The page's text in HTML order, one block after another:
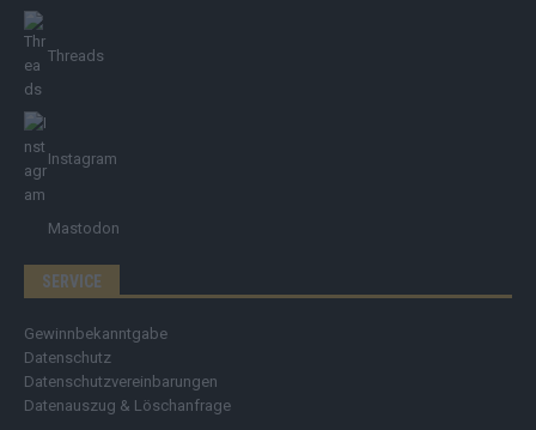
Threads
Instagram
Mastodon
SERVICE
Gewinnbekanntgabe
Datenschutz
Datenschutzvereinbarungen
Datenauszug & Löschanfrage